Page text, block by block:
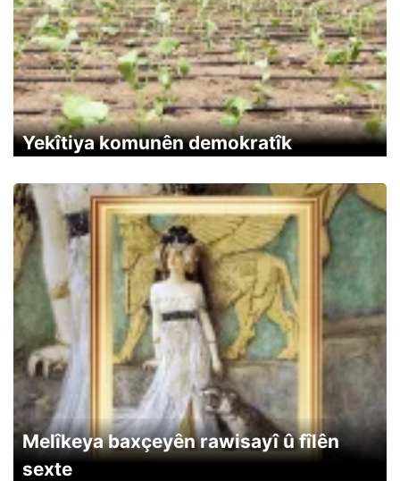
Yekîtiya komunên demokratîk
Melîkeya baxçeyên rawisayî û fîlên
sexte